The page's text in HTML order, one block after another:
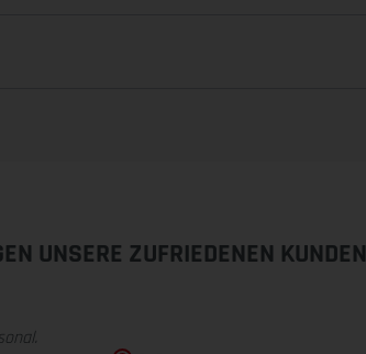
UNSERE ZUFRIEDENEN KUNDEN